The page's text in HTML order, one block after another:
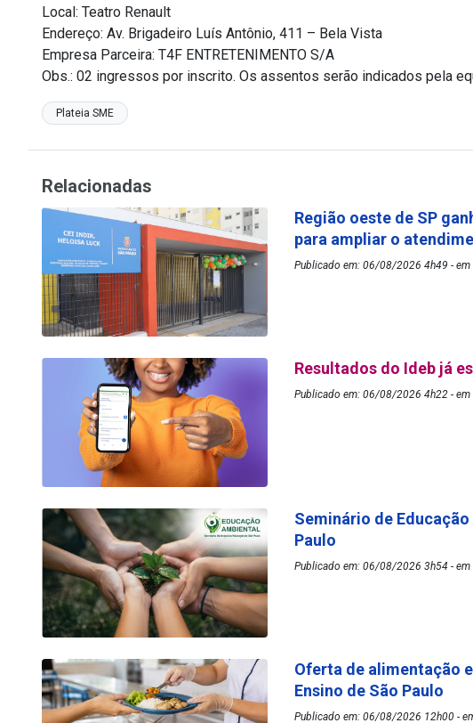
Local: Teatro Renault
Endereço: Av. Brigadeiro Luís Antônio, 411 – Bela Vista
Empresa Parceira: T4F ENTRETENIMENTO S/A
Obs.: 02 ingressos por inscrito. Os assentos serão indicados pela
Plateia SME
Relacionadas
Região oeste de SP
para ampliar o
Publicado em: 06/08/2026 4h49 - em
Resultados do Ideb já
Publicado em: 06/08/2026 4h22 - em
Seminário de
Paulo
Publicado em: 06/08/2026 3h54 - em
Oferta de alimentação
Ensino de São Paulo
Publicado em: 06/08/2026 12h00 -